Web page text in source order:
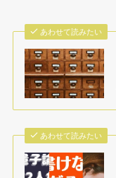
あわせて読みたい
あわせて読みたい